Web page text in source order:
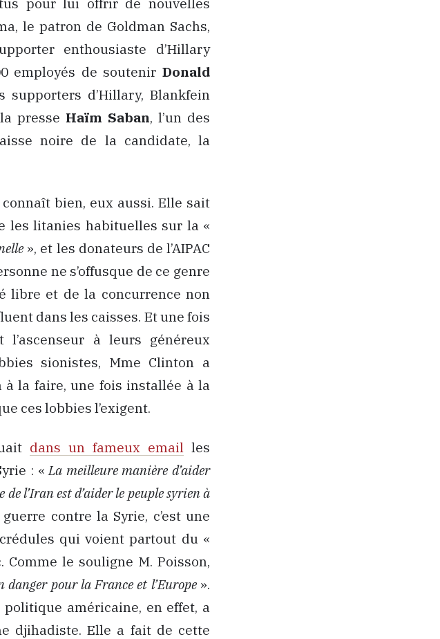
pour lui offrir de nouvelles
le patron de Goldman Sachs,
enthousiaste d’Hillary
employés de soutenir Donald
d’Hillary, Blankfein
presse Haïm Saban, l’un des
noire de la candidate, la
bien, eux aussi. Elle sait
les litanies habituelles sur la «
», et les donateurs de l’AIPAC
ne s’offusque de ce genre
libre et de la concurrence non
dans les caisses. Et une fois
à leurs généreux
sionistes, Mme Clinton a
la faire, une fois installée à la
ces lobbies l’exigent.
dans un fameux email les
: « La meilleure manière d’aider
l’Iran est d’aider le peuple syrien à
contre la Syrie, c’est une
qui voient partout du «
le souligne M. Poisson,
danger pour la France et l’Europe».
américaine, en effet, a
djihadiste. Elle a fait de cette